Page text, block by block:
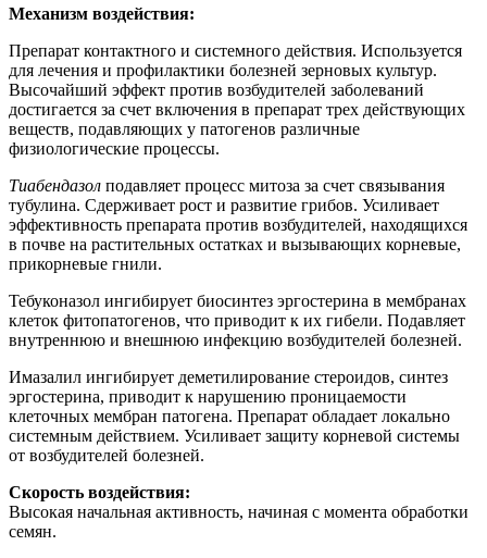
Механизм воздействия:
Препарат контактного и системного действия. Используется
для лечения и профилактики болезней зерновых культур.
Высочайший эффект против возбудителей заболеваний
достигается за счет включения в препарат трех действующих
веществ, подавляющих у патогенов различные
физиологические процессы.
Тиабендазол подавляет процесс митоза за счет связывания
тубулина. Сдерживает рост и развитие грибов. Усиливает
эффективность препарата против возбудителей, находящихся
в почве на растительных остатках и вызывающих корневые,
прикорневые гнили.
Тебуконазол ингибирует биосинтез эргостерина в мембранах
клеток фитопатогенов, что приводит к их гибели. Подавляет
внутреннюю и внешнюю инфекцию возбудителей болезней.
Имазалил ингибирует деметилирование стероидов, синтез
эргостерина, приводит к нарушению проницаемости
клеточных мембран патогена. Препарат обладает локально
системным действием. Усиливает защиту корневой системы
от возбудителей болезней.
Скорость воздействия:
Высокая начальная активность, начиная с момента обработки
семян.